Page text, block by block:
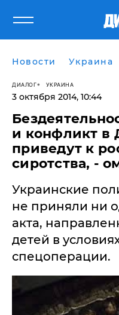
Новости Украина
ДИАЛОГ УКРАИНА
3 октября 2014, 10:44
и конфликт в
приведут к
сиротства, -
Украинские
не приняли ни
акта,
детей в
спецоперации.